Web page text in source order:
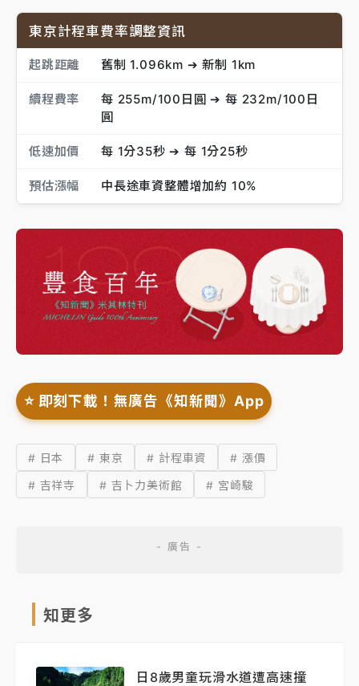
東京計程車費率調整資訊
起跳距離 舊制 1.096km ➔ 新制 1km
續程費率
每 255m/100日圓 ➔ 每 232m/100日
圓
低速加價 每 1分35秒 ➔ 每 1分25秒
預估漲幅 中長途車資整體增加約 10%
⭐️ 即刻下載！無廣告《知新聞》App
# 日本 # 東京 # 計程車資
# 漲價
# 吉祥寺
# 吉卜力美術館 # 宮崎駿
知更多
日8歲男童玩滑水道遭高速撞